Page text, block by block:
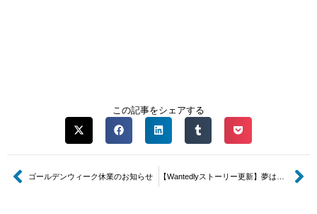
この記事をシェアする
ゴールデンウィーク休業のお知らせ